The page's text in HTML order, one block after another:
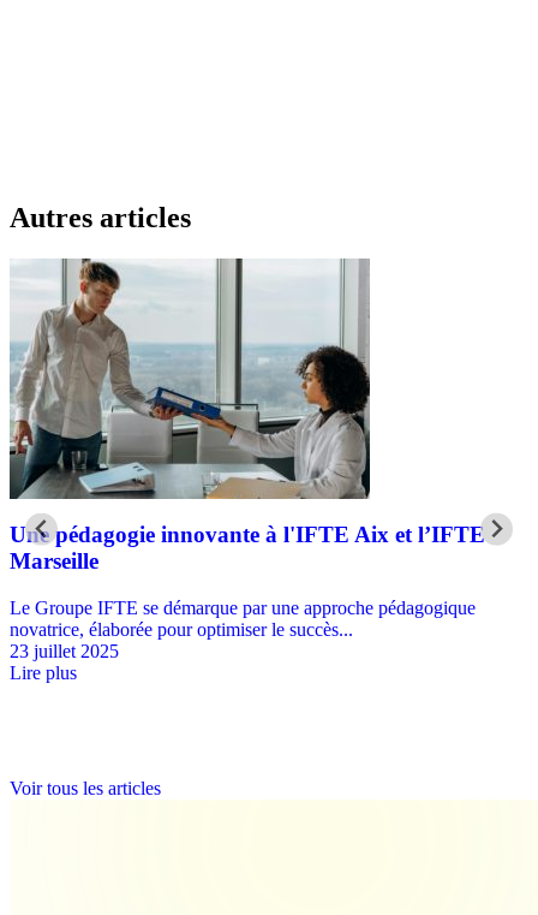
Autres articles
Une pédagogie innovante à l'IFTE Aix et l’IFTE
Marseille
Le Groupe IFTE se démarque par une approche pédagogique
novatrice, élaborée pour optimiser le succès...
23 juillet 2025
Lire plus
Voir tous les articles